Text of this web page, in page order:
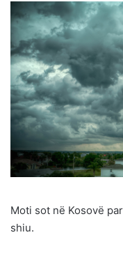
Moti sot në Kosovë
shiu.